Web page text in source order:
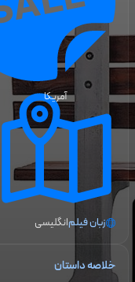
آمریکا
زبان فیلمانگلیسی
خلاصه داستان